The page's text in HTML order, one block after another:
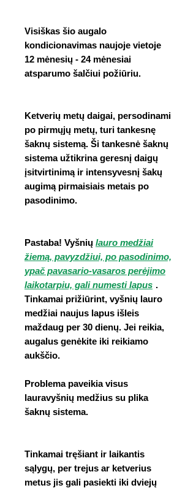
Visiškas šio augalo
kondicionavimas naujoje vietoje
12 mėnesių - 24 mėnesiai
atsparumo šalčiui požiūriu.
Ketverių metų daigai, persodinami
po pirmųjų metų, turi tankesnę
šaknų sistemą. Ši tankesnė šaknų
sistema užtikrina geresnį daigų
įsitvirtinimą ir intensyvesnį šakų
augimą pirmaisiais metais po
pasodinimo.
Pastaba! Vyšnių lauro medžiai
žiemą, pavyzdžiui, po pasodinimo,
ypač pavasario-vasaros perėjimo
laikotarpiu, gali numesti lapus .
Tinkamai prižiūrint, vyšnių lauro
medžiai naujus lapus išleis
maždaug per 30 dienų. Jei reikia,
augalus genėkite iki reikiamo
aukščio.
Problema paveikia visus
lauravyšnių medžius su plika
šaknų sistema.
Tinkamai tręšiant ir laikantis
sąlygų, per trejus ar ketverius
metus jis gali pasiekti iki dviejų